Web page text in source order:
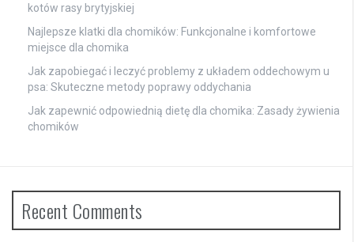
kotów rasy brytyjskiej
Najlepsze klatki dla chomików: Funkcjonalne i komfortowe
miejsce dla chomika
Jak zapobiegać i leczyć problemy z układem oddechowym u
psa: Skuteczne metody poprawy oddychania
Jak zapewnić odpowiednią dietę dla chomika: Zasady żywienia
chomików
Recent Comments